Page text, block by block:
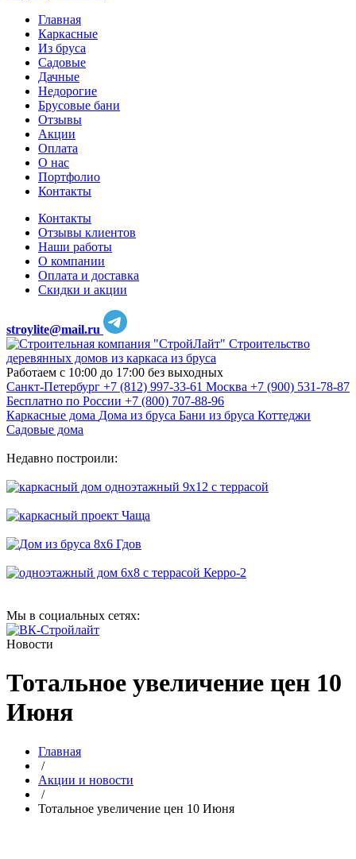
Главная
Каркасные
Из бруса
Садовые
Дачные
Недорогие
Брусовые бани
Отзывы
Акции
Оплата
О нас
Портфолио
Контакты
Контакты
Отзывы клиентов
Наши работы
О компании
Оплата и доставка
Скидки и акции
stroylite@mail.ru
Строительство
деревянных домов из каркаса из бруса
Работаем с 10:00 до 17:00 без выходных
Санкт-Петербург +7 (812) 997-33-61 Москва +7 (900) 531-78-87
Бесплатно по России +7 (800) 707-88-96
Каркасные дома Дома из бруса Бани из бруса Коттеджи
Садовые дома
Недавно построили:
Мы в социальных сетях:
Новости
Тотальное увеличение цен 10
Июня
Главная
/
Акции и новости
/
Тотальное увеличение цен 10 Июня